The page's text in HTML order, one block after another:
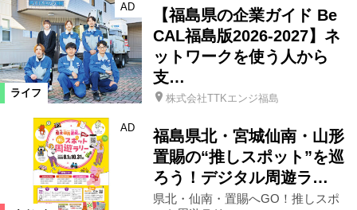
ライフ
AD
【福島県の企業ガイド Be
CAL福島版2026-2027】ネ
ットワークを使う人から
支…
株式会社TTKエンジ福島
AD
福島県北・宮城仙南・山形
置賜の“推しスポット”を巡
ろう！デジタル周遊ラ…
県北・仙南・置賜へGO！推しスポ